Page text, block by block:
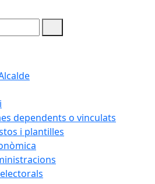
dependents o vinculats
i plantilles